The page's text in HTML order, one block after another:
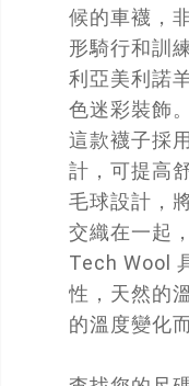
候的車襪，
形騎行和訓
利亞美利諾
色迷彩裝飾。
這款襪子採
計，可提高
毛球設計，
交織在一起
Tech Wool
性，天然的
的溫度變化